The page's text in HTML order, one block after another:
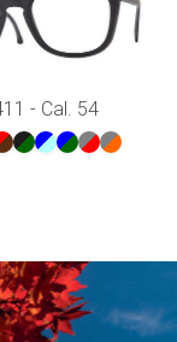
- Cal. 54